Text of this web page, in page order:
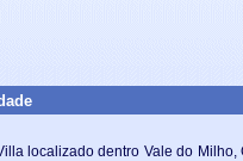
localizado dentro Vale do Milho,